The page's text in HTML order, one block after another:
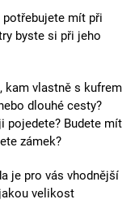
mít při
byste si při jeho
kam vlastně s kufrem
dlouhé cesty?
pojedete? Budete mít
zámek?
je pro vás vhodnější
velikost